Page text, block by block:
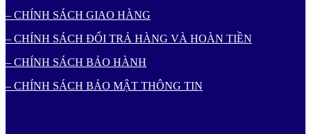
– CHÍNH SÁCH GIAO HÀNG
– CHÍNH SÁCH ĐỔI TRẢ HÀNG VÀ HOÀN TIỀN
– CHÍNH SÁCH BẢO HÀNH
– CHÍNH SÁCH BẢO MẬT THÔNG TIN